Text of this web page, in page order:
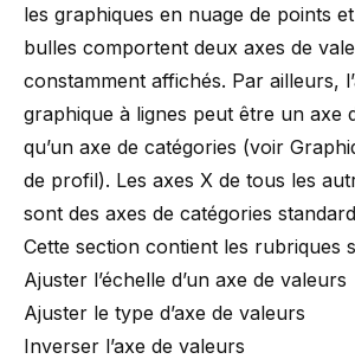
les graphiques en nuage de points
bulles comportent deux axes de
constamment affichés. Par ailleurs,
graphique à lignes peut être un axe
qu’un axe de catégories (voir
de profil). Les axes X de tous les
sont des axes de catégories
Cette section contient les rubriques
Ajuster l’échelle d’un axe de valeurs
Ajuster le type d’axe de valeurs
Inverser l’axe de valeurs